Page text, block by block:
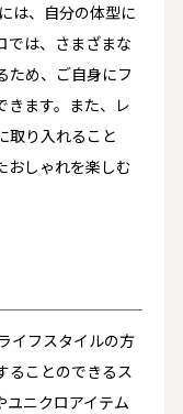
は、自分の体型に
では、さまざまな
ため、ご自身にフ
きます。また、レ
取り入れること
おしゃれを楽しむ
イフスタイルの方
ることのできるス
ユニクロアイテム